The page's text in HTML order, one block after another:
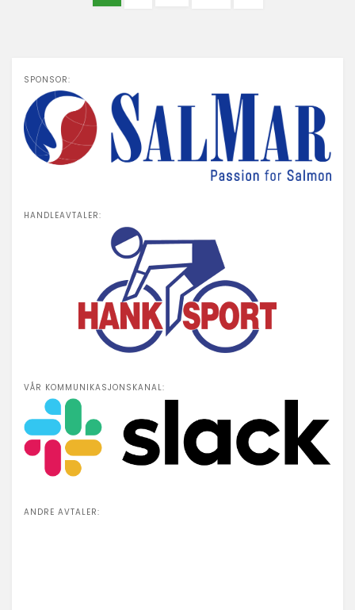
A
SPONSOR:
HANDLEAVTALER:
VÅR KOMMUNIKASJONSKANAL:
ANDRE AVTALER: